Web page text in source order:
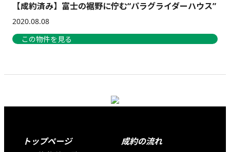
【成約済み】富士の裾野に佇む“パラグライダーハウス”
2020.08.08
この物件を見る
トップページ
成約の流れ